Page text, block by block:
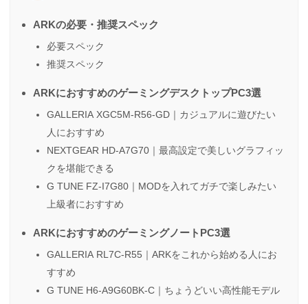
ARKの必要・推奨スペック
必要スペック
推奨スペック
ARKにおすすめのゲーミングデスクトップPC3選
GALLERIA XGC5M-R56-GD｜カジュアルに遊びたい
人におすすめ
NEXTGEAR HD-A7G70｜最高設定で美しいグラフィッ
クを堪能できる
G TUNE FZ-I7G80｜MODを入れてガチで楽しみたい
上級者におすすめ
ARKにおすすめのゲーミングノートPC3選
GALLERIA RL7C-R55｜ARKをこれから始める人にお
すすめ
G TUNE H6-A9G60BK-C｜ちょうどいい高性能モデル